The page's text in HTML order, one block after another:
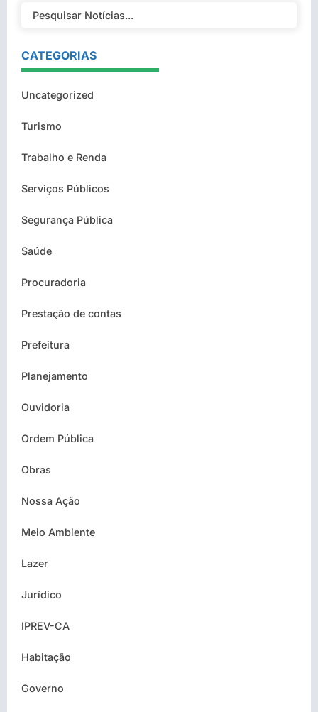
CATEGORIAS
Uncategorized
Turismo
Trabalho e Renda
Serviços Públicos
Segurança Pública
Saúde
Procuradoria
Prestação de contas
Prefeitura
Planejamento
Ouvidoria
Ordem Pública
Obras
Nossa Ação
Meio Ambiente
Lazer
Jurídico
IPREV-CA
Habitação
Governo